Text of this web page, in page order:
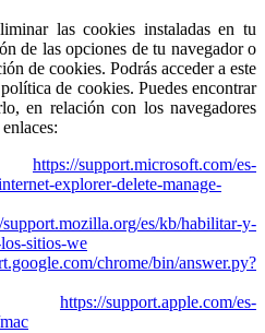
las cookies instaladas en tu
de las opciones de tu navegador o
de cookies. Podrás acceder a este
de cookies. Puedes encontrar
en relación con los navegadores
https://support.microsoft.com/es-
explorer-delete-manage-
support.mozilla.org/es/kb/habilitar-y-
sitios-we
chrome/bin/answer.py?
https://support.apple.com/es-